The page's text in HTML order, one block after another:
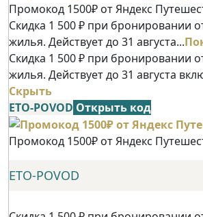
Промокод 1500₽ от Яндекс
Скидка 1 500 ₽ при бронировании
жилья. Действует до 31 августа...
Скидка 1 500 ₽ при бронировании
жилья. Действует до 31 августа
Скрыть
ETO-POVOD Открыть код
Промокод 1500₽ от Яндекс
ETO-POVOD